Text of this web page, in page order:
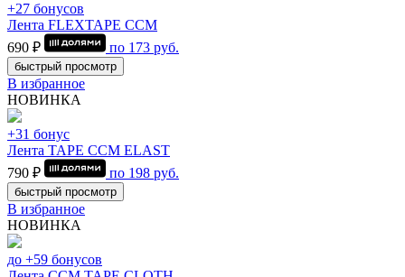
+27 бонусов
Лента FLEXTAPE CCM
690 ₽
по 173 руб.
быстрый просмотр
В избранное
НОВИНКА
+31 бонус
Лента TAPE CCM ELAST
790 ₽
по 198 руб.
быстрый просмотр
В избранное
НОВИНКА
до +59 бонусов